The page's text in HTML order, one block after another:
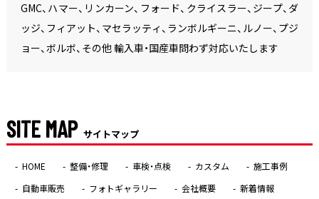
GMC、ハマー、リンカーン、フォード、クライスラー、ジープ、ダ
ッジ、フィアット、マセラッティ、ランボルギーニ、ルノー、プジ
ョー、ボルボ、その他 輸入車・国産車問わず対応いたします
SITE MAP サイトマップ
HOME 整備・修理 車検・点検 カスタム
施工事例
自動車販売
フォトギャラリー 会社概要
新着情報